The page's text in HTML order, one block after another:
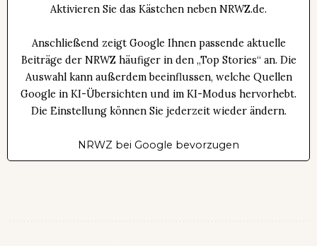
Aktivieren Sie das Kästchen neben NRWZ.de.
Anschließend zeigt Google Ihnen passende aktuelle
Beiträge der NRWZ häufiger in den „Top Stories“ an. Die
Auswahl kann außerdem beeinflussen, welche Quellen
Google in KI-Übersichten und im KI-Modus hervorhebt.
Die Einstellung können Sie jederzeit wieder ändern.
NRWZ bei Google bevorzugen